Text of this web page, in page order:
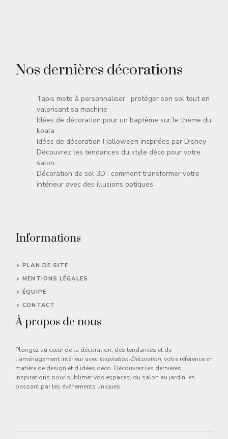
Nos dernières décorations
Tapis moto à personnaliser : protéger son sol tout en
valorisant sa machine
Idées de décoration pour un baptême sur le thème du
koala
Idées de décoration Halloween inspirées par Disney
Découvrez les tendances du style déco pour votre
salon
Décoration de sol 3D : comment transformer votre
intérieur avec des illusions optiques
Informations
PLAN DE SITE
MENTIONS LÉGALES
ÉQUIPE
CONTACT
À propos de nous
Plongez au cœur de la décoration, des tendances et de
l’aménagement intérieur avec Inspiration-Décoration, votre référence en
matière de design et d’idées déco. Découvrez les dernières
inspirations pour sublimer vos espaces, du salon au jardin, en
passant par les événements uniques.